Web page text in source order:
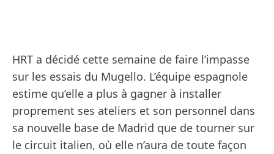
HRT a décidé cette semaine de faire l’impasse
sur les essais du Mugello. L’équipe espagnole
estime qu’elle a plus à gagner à installer
proprement ses ateliers et son personnel dans
sa nouvelle base de Madrid que de tourner sur
le circuit italien, où elle n’aura de toute façon